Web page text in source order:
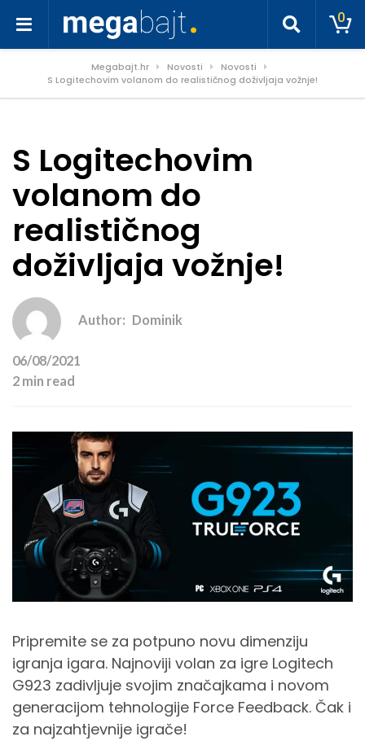
0
Megabajt.hr Novosti
Novosti
S Logitechovim volanom do realističnog doživljaja vožnje!
S Logitechovim
volanom do
realističnog
doživljaja vožnje!
Author: Dominik
06/08/2021
2 min read
Pripremite se za potpuno novu dimenziju
igranja igara. Najnoviji volan za igre Logitech
G923 zadivljuje svojim značajkama i novom
generacijom tehnologije Force Feedback. Čak i
za najzahtjevnije igrače!